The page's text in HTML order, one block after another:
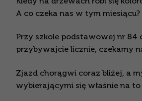
A co czeka nas w tym miesiącu?
Przy szkole podstawowej nr 84
przybywajcie licznie, czekamy
Zjazd chorągwi coraz bliżej, a
wybierającymi się właśnie na